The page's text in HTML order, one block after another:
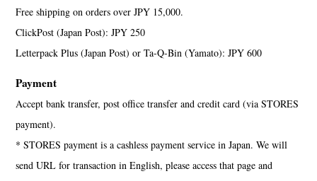
Free shipping on orders over JPY 15,000.
ClickPost (Japan Post): JPY 250
Letterpack Plus (Japan Post) or Ta-Q-Bin (Yamato): JPY 600
Payment
Accept bank transfer, post office transfer and credit card (via STORES
payment).
* STORES payment is a cashless payment service in Japan. We will
send URL for transaction in English, please access that page and